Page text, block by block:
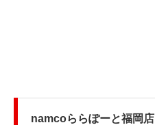
namcoららぽーと福岡店